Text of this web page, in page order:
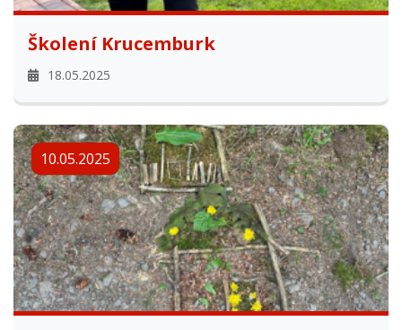
Školení Krucemburk
18.05.2025
10.05.2025